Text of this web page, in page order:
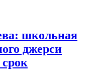
школьная
джерси